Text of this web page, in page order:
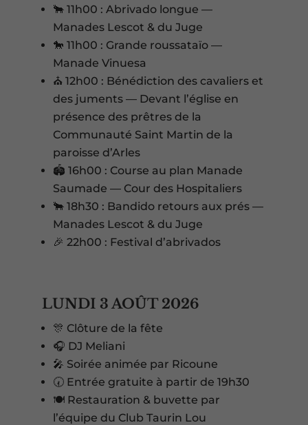
🐂 11h00 : Abrivado longue —
Manades Lescot & du Juge
🐎 11h00 : Grande roussataïo —
Manade Vinuesa
⛪ 12h00 : Bénédiction des cavaliers et
des juments — Devant l’église en
présence des prêtres de la
Communauté Saint Martin de la
paroisse d’Arles
🏟️ 16h00 : Course au plan Manade
Saumade — Cour des Hospitaliers
🐂 18h30 : Bandido retours aux prés —
Manades Lescot & du Juge
🎉 22h00 : Festival d’abrivados
LUNDI 3 AOÛT 2026
🎊 Clôture de la fête
🎧 DJ Meliani
🎤 Soirée animée par Ricoune
🕢 Entrée gratuite à partir de 19h30
🍽️ Restauration & buvette par
l’équipe du Club Taurin Lou